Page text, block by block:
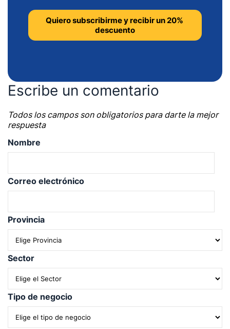
Escribe un comentario
Todos los campos son obligatorios para darte la mejor
respuesta
Nombre
Correo electrónico
Provincia
Sector
Tipo de negocio